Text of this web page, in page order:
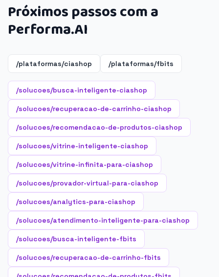
Próximos passos com a
Performa.AI
/plataformas/ciashop /plataformas/fbits
/solucoes/busca-inteligente-ciashop
/solucoes/recuperacao-de-carrinho-ciashop
/solucoes/recomendacao-de-produtos-ciashop
/solucoes/vitrine-inteligente-ciashop
/solucoes/vitrine-infinita-para-ciashop
/solucoes/provador-virtual-para-ciashop
/solucoes/analytics-para-ciashop
/solucoes/atendimento-inteligente-para-ciashop
/solucoes/busca-inteligente-fbits
/solucoes/recuperacao-de-carrinho-fbits